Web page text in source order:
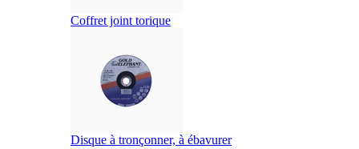
Coffret joint torique
Disque à tronçonner, à ébavurer